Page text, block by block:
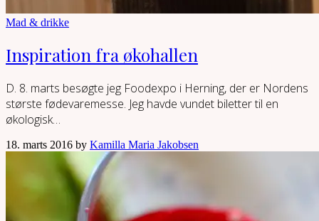
Mad & drikke
Inspiration fra økohallen
D. 8. marts besøgte jeg Foodexpo i Herning, der er Nordens
største fødevaremesse. Jeg havde vundet biletter til en
økologisk…
18. marts 2016 by Kamilla Maria Jakobsen